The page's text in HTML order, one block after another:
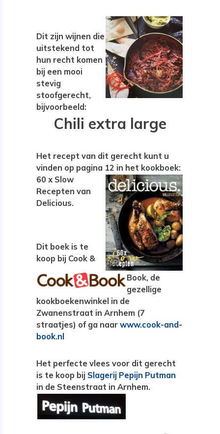
Dit zijn wijnen die
uitstekend tot
hun recht komen
bij een mooi
stevig
stoofgerecht,
bijvoorbeeld:
Chili extra large
Het recept van dit gerecht kunt u
vinden op pagina 12 in het kookboek:
60 x Slow
Recepten van
Delicious.
Dit boek is te
koop bij Cook &
Book, de
gezellige
kookboekenwinkel in de
Zwanenstraat in Arnhem (7
straatjes) of ga naar www.cook-and-
book.nl
Het perfecte vlees voor dit gerecht
is te koop bij Slagerij Pepijn Putman
in de Steenstraat in Arnhem.